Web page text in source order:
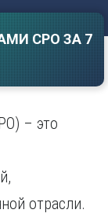
СРО ЗА 7
– это
отрасли.